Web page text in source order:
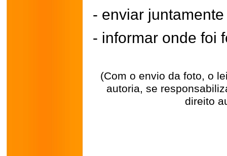
- enviar
- informar onde foi
(Com o envio da foto, o
autoria, se
direito